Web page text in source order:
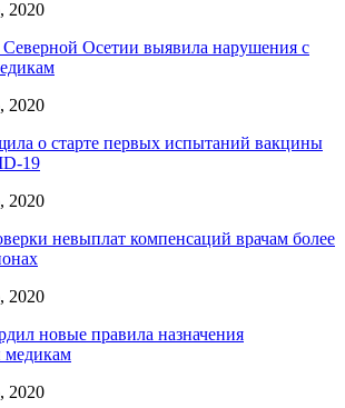
2020
Северной Осетии выявила нарушения с
2020
о старте первых испытаний вакцины
19
2020
невыплат компенсаций врачам более
2020
новые правила назначения
медикам
2020